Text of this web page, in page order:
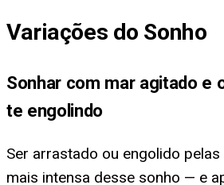
Variações do Sonho
Sonhar com mar agitado e
te engolindo
Ser arrastado ou engolido
mais intensa desse sonho — e